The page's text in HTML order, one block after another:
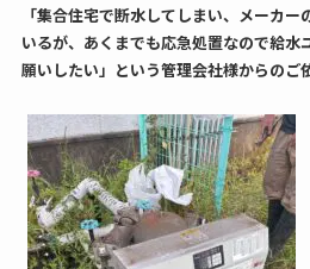
「集合住宅で断水してしまい、メーカ
いるが、あくまでも応急処置なので給水
願いしたい」という管理会社様からのご